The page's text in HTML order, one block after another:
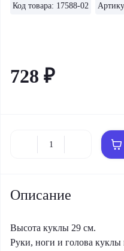
Код товара: 17588-02
728 ₽
Описание
Высота куклы 29 см.
Руки, ноги и голова куклы